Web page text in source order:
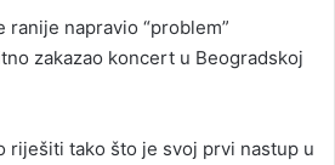
ranije napravio “problem”
zakazao koncert u Beogradskoj
riješiti tako što je svoj prvi nastup u